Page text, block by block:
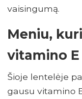
vaisingumą.
Meniu,
vitamino E
Šioje lentelėje
gausu vitamino